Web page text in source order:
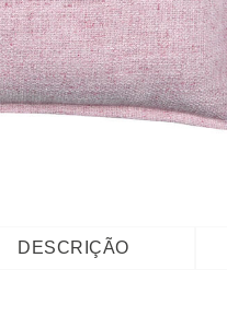
DESCRIÇÃO